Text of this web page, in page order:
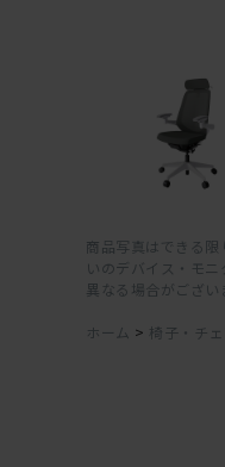
商品写真はできる
いのデバイス・モ
異なる場合がござい
ホーム > 椅子・チェ